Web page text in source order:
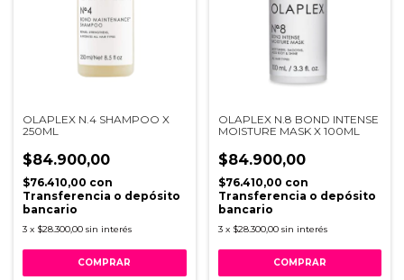
OLAPLEX N.4 SHAMPOO X
250ML
$84.900,00
$76.410,00 con
Transferencia o depósito
bancario
3 x $28.300,00 sin interés
OLAPLEX N.8 BOND INTENSE
MOISTURE MASK X 100ML
$84.900,00
$76.410,00 con
Transferencia o depósito
bancario
3 x $28.300,00 sin interés